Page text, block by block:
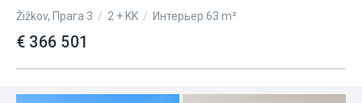
Žižkov, Прага 3 / 2 + KK / Интерьер 63 m²
€ 366 501